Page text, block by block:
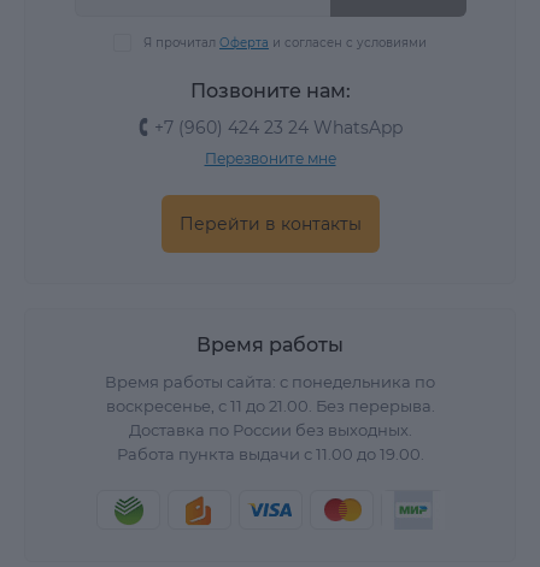
Я прочитал Оферта и согласен с условиями
Позвоните нам:
+7 (960) 424 23 24 WhatsApp
Перезвоните мне
Перейти в контакты
Время работы
Время работы сайта: с понедельника по
воскресенье, с 11 до 21.00. Без перерыва.
Доставка по России без выходных.
Работа пункта выдачи с 11.00 до 19.00.